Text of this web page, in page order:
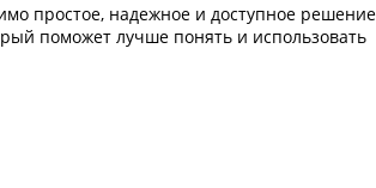
простое, надежное и доступное
поможет лучше понять и использовать